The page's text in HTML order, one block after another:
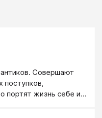
Совершают
поступков,
портят жизнь себе и